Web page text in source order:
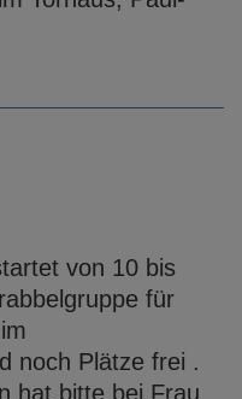
von 10 bis
für
noch Plätze frei .
hat bitte bei Frau